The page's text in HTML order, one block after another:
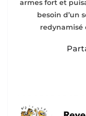
armes fort et
besoin d’un
redynamisé